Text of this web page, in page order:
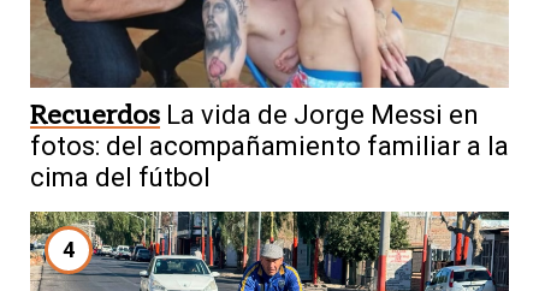
Recuerdos La vida de Jorge Messi en
fotos: del acompañamiento familiar a la
cima del fútbol
4